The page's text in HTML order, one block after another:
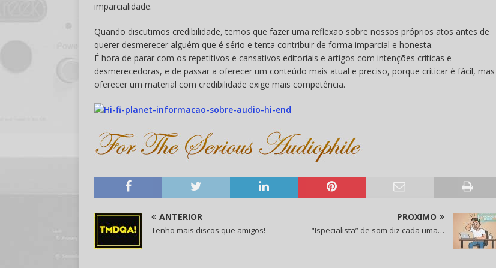
imparcialidade.
Quando discutimos credibilidade, temos que fazer uma reflexão sobre nossos próprios atos antes de
querer desmerecer alguém que é sério e tenta contribuir de forma imparcial e honesta.
É hora de parar com os repetitivos e cansativos editoriais e artigos com intenções críticas e
desmerecedoras, e de passar a oferecer um conteúdo mais atual e preciso, porque criticar é fácil, mas
oferecer um material com credibilidade exige mais competência.
ANTERIOR
Tenho mais discos que amigos!
PRÓXIMO
“Ispecialista” de som diz cada uma…